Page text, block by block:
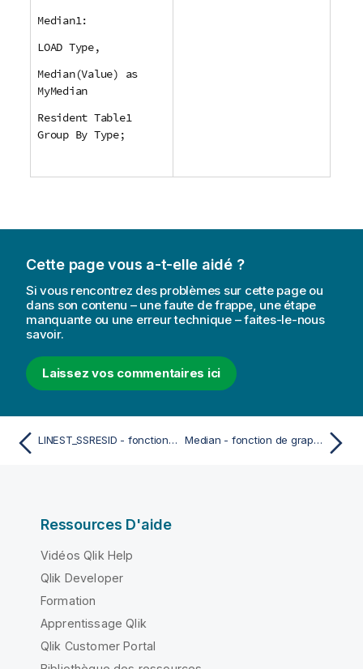
Median1:
LOAD Type,
Median(Value) as
MyMedian
Resident Table1
Group By Type;
Cette page vous a-t-elle aidé ?
Si vous rencontrez des problèmes sur cette page ou
dans son contenu – une faute de frappe, une étape
manquante ou une erreur technique – faites-le-nous
savoir.
Laissez vos commentaires ici
LINEST_SSRESID - fonction de graphique Median - fonction de graphique
Ressources D'aide
Vidéos Qlik Help
Qlik Developer
Formation
Apprentissage Qlik
Qlik Customer Portal